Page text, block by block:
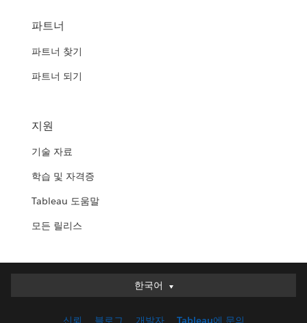
파트너
파트너 찾기
파트너 되기
지원
기술 자료
학습 및 자격증
Tableau 도움말
모든 릴리스
한국어
한국어
신뢰 블로그 개발자 Tableau에 문의